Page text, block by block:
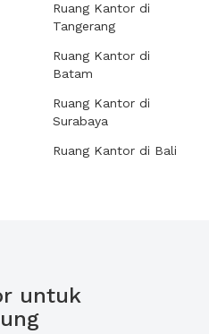
Ruang Kantor di
Tangerang
Ruang Kantor di
Batam
Ruang Kantor di
Surabaya
Ruang Kantor di Bali
untuk